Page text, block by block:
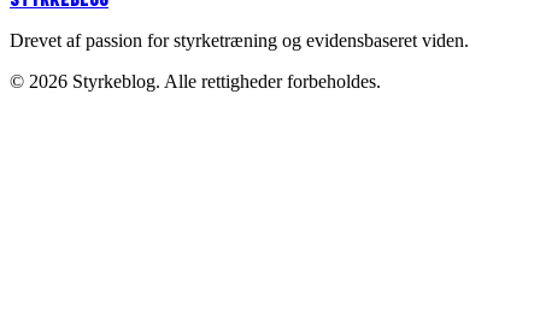
Drevet af passion for styrketræning og evidensbaseret viden.
© 2026 Styrkeblog. Alle rettigheder forbeholdes.